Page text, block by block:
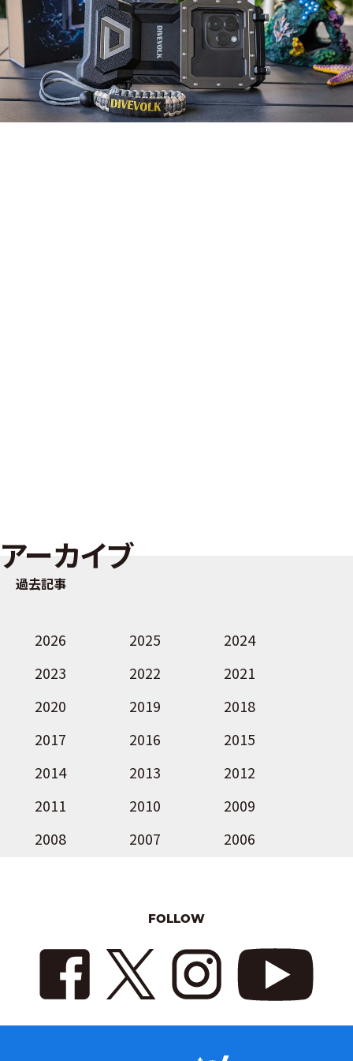
アーカイブ
過去記事
2026 2025
2024
2023
2022
2021
2020
2019
2018
2017
2016
2015
2014
2013
2012
2011
2010
2009
2008
2007 2006
FOLLOW